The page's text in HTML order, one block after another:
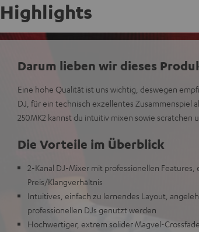
Highlights
Darum lieben wir dieses
Eine hohe Qualität ist uns wichtig, deswegen
DJ, für ein technisch exzellentes Zusammenspiel
250MK2 kannst du intuitiv mixen sowie scratchen
Die Vorteile im Überblick
2-Kanal DJ-Mixer mit professionellen
Preis/Klangverhältnis
Intuitives, einfach zu lernendes Layout,
professionellen DJs genutzt werden
Hochwertiger, extrem solider Magvel-